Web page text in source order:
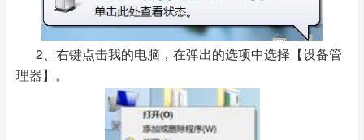
2、右键点击我的电脑，在弹出的选项中选择【设备管
理器】。